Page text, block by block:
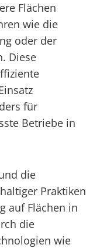
Flächen
wie die
oder der
Diese
für
Betriebe in
die
Praktiken
auf Flächen in
die
wie